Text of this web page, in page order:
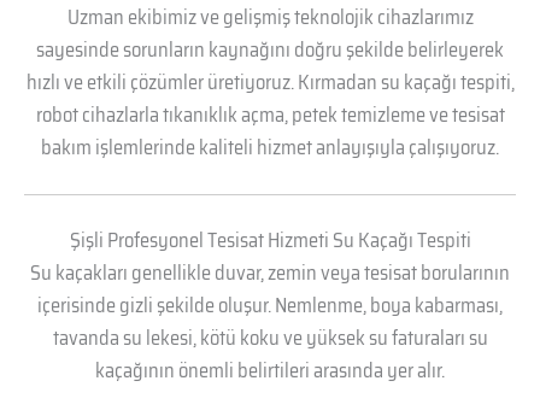
Uzman ekibimiz ve gelişmiş teknolojik cihazlarımız
sayesinde sorunların kaynağını doğru şekilde belirleyerek
hızlı ve etkili çözümler üretiyoruz. Kırmadan su kaçağı tespiti,
robot cihazlarla tıkanıklık açma, petek temizleme ve tesisat
bakım işlemlerinde kaliteli hizmet anlayışıyla çalışıyoruz.
Şişli Profesyonel Tesisat Hizmeti Su Kaçağı Tespiti
Su kaçakları genellikle duvar, zemin veya tesisat borularının
içerisinde gizli şekilde oluşur. Nemlenme, boya kabarması,
tavanda su lekesi, kötü koku ve yüksek su faturaları su
kaçağının önemli belirtileri arasında yer alır.